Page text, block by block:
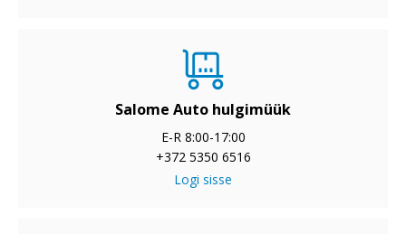
Salome Auto hulgimüük
E-R 8:00-17:00
+372 5350 6516
Logi sisse